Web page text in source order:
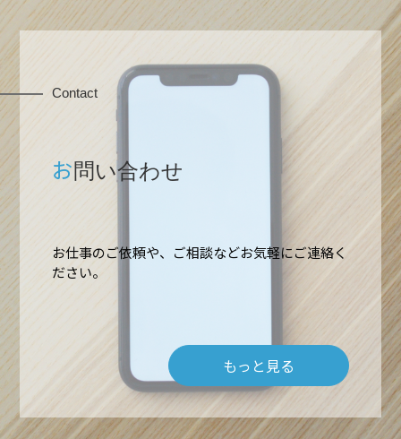
Contact
お問い合わせ
お仕事のご依頼や、ご相談などお気軽にご連絡く
ださい。
もっと見る